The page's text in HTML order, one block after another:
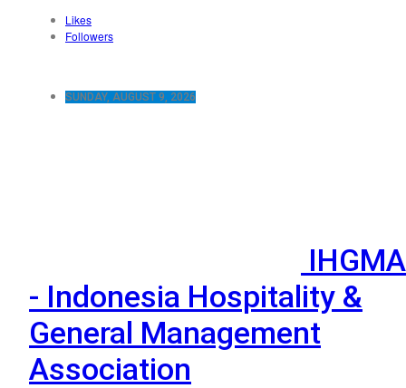
Likes
Followers
SUNDAY, AUGUST 9, 2026
IHGMA
- Indonesia Hospitality &
General Management
Association